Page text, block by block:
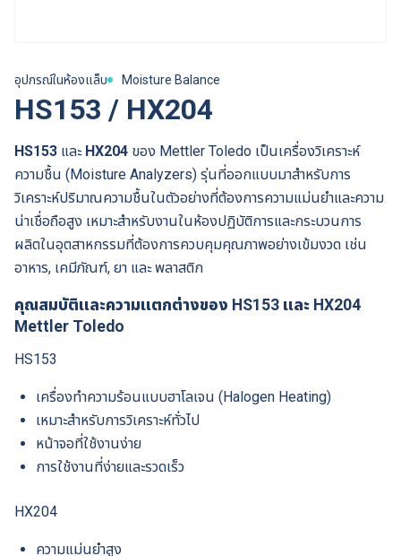
อุปกรณ์ในห้องแล็บ Moisture Balance
HS153 / HX204
HS153 และ HX204 ของ Mettler Toledo เป็นเครื่องวิเคราะห์
ความชื้น (Moisture Analyzers) รุ่นที่ออกแบบมาสำหรับการ
วิเคราะห์ปริมาณความชื้นในตัวอย่างที่ต้องการความแม่นยำและความ
น่าเชื่อถือสูง เหมาะสำหรับงานในห้องปฏิบัติการและกระบวนการ
ผลิตในอุตสาหกรรมที่ต้องการควบคุมคุณภาพอย่างเข้มงวด เช่น
อาหาร, เคมีภัณฑ์, ยา และ พลาสติก
คุณสมบัติและความแตกต่างของ HS153 และ HX204
Mettler Toledo
HS153
เครื่องทำความร้อนแบบฮาโลเจน (Halogen Heating)
เหมาะสำหรับการวิเคราะห์ทั่วไป
หน้าจอที่ใช้งานง่าย
การใช้งานที่ง่ายและรวดเร็ว
HX204
ความแม่นยำสูง